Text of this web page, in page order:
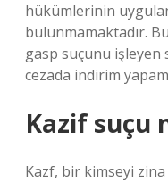
hükümlerinin
bulunmamaktadır.
gasp suçunu işleyen
cezada indirim
Kazif suçu
Kazf, bir kimseyi